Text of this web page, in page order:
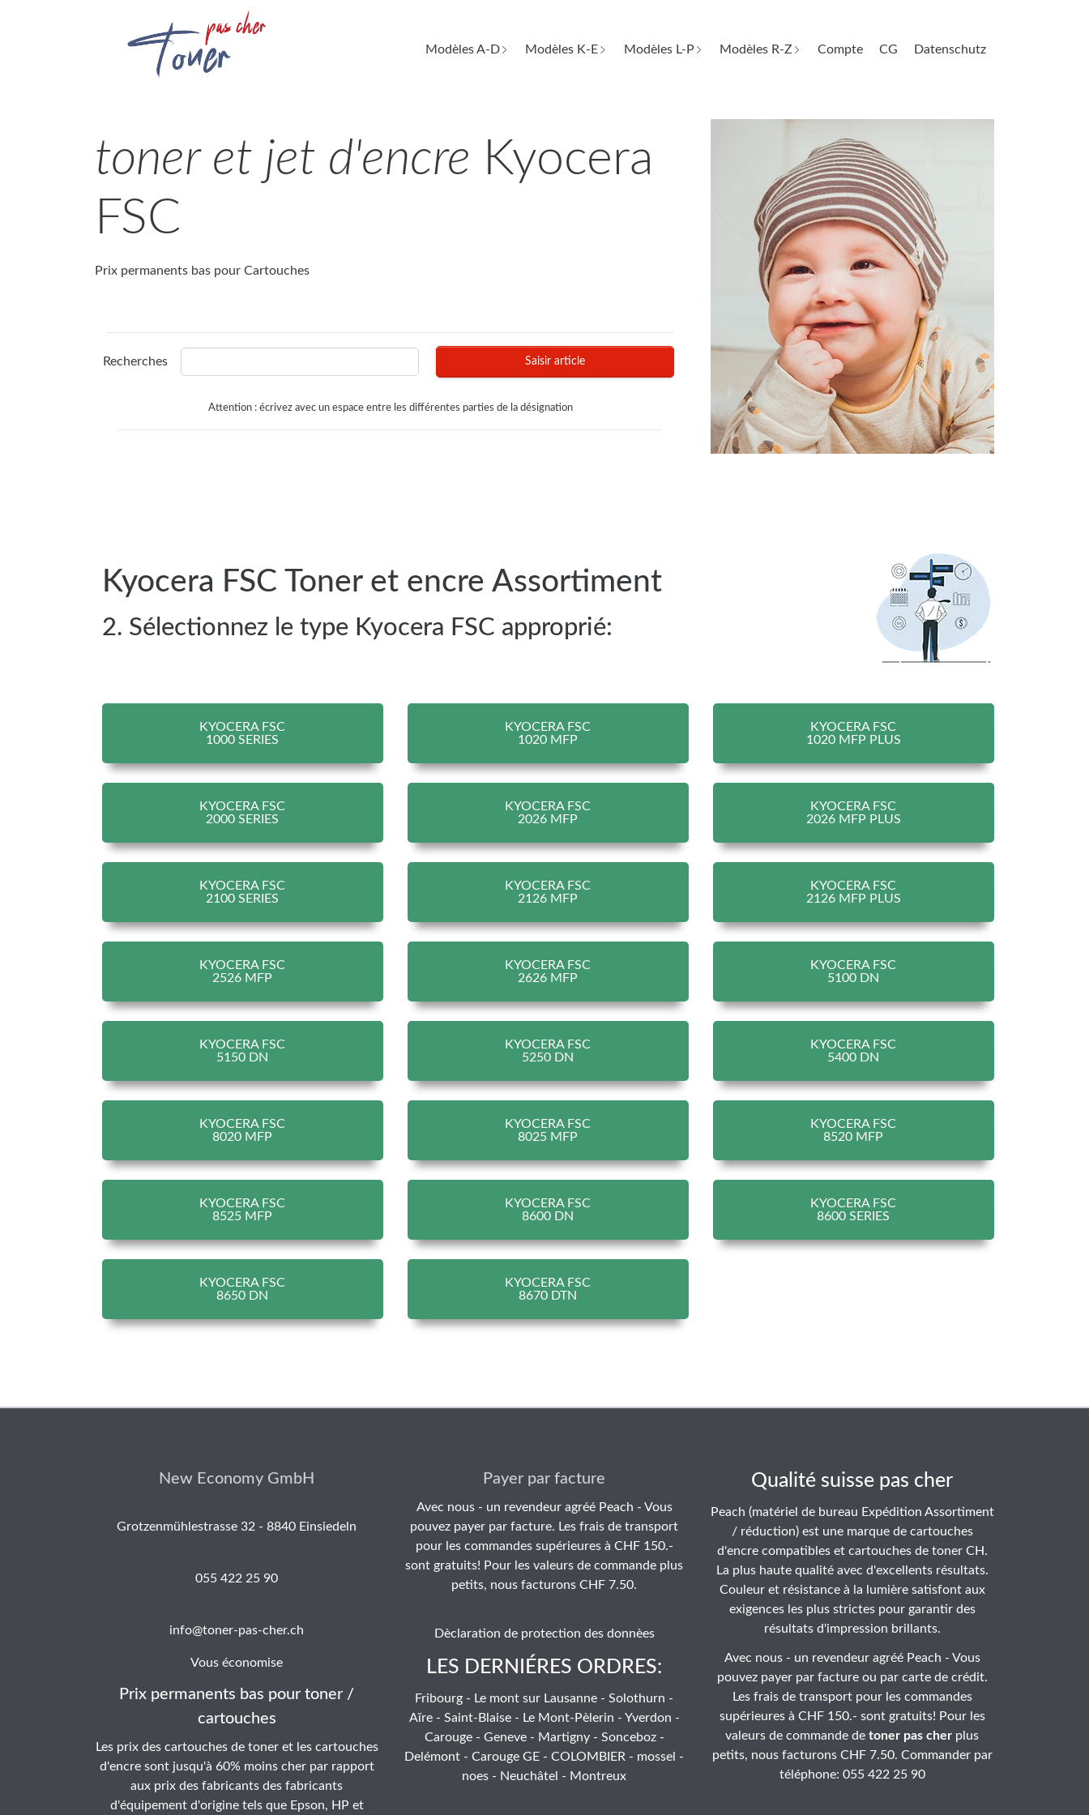
Modèles A-D Modèles K-E Modèles L-P Modèles R-Z Compte CG Datenschutz
toner et jet d'encre Kyocera
FSC
Prix permanents bas pour Cartouches
Recherches Saisir article
Attention : écrivez avec un espace entre les différentes parties de la désignation
Kyocera FSC Toner et encre Assortiment
2. Sélectionnez le type Kyocera FSC approprié:
KYOCERA FSC
1000 SERIES
KYOCERA FSC
1020 MFP
KYOCERA FSC
1020 MFP PLUS
KYOCERA FSC
2000 SERIES
KYOCERA FSC
2026 MFP
KYOCERA FSC
2026 MFP PLUS
KYOCERA FSC
2100 SERIES
KYOCERA FSC
2126 MFP
KYOCERA FSC
2126 MFP PLUS
KYOCERA FSC
2526 MFP
KYOCERA FSC
2626 MFP
KYOCERA FSC
5100 DN
KYOCERA FSC
5150 DN
KYOCERA FSC
5250 DN
KYOCERA FSC
5400 DN
KYOCERA FSC
8020 MFP
KYOCERA FSC
8025 MFP
KYOCERA FSC
8520 MFP
KYOCERA FSC
8525 MFP
KYOCERA FSC
8600 DN
KYOCERA FSC
8600 SERIES
KYOCERA FSC
8650 DN
KYOCERA FSC
8670 DTN
New Economy GmbH
Grotzenmühlestrasse 32 - 8840 Einsiedeln
055 422 25 90
info@toner-pas-cher.ch
Vous économise
Prix permanents bas pour toner /
cartouches
Les prix des cartouches de toner et les cartouches
d'encre sont jusqu'à 60% moins cher par rapport
aux prix des fabricants des fabricants
d'équipement d'origine tels que Epson, HP et
Payer par facture
Avec nous - un revendeur agréé Peach - Vous
pouvez payer par facture. Les frais de transport
pour les commandes supérieures à CHF 150.-
sont gratuits! Pour les valeurs de commande plus
petits, nous facturons CHF 7.50.
Dèclaration de protection des donnèes
LES DERNIÉRES ORDRES:
Fribourg - Le mont sur Lausanne - Solothurn -
Aïre - Saint-Blaise - Le Mont-Pèlerin - Yverdon -
Carouge - Geneve - Martigny - Sonceboz -
Delémont - Carouge GE - COLOMBIER - mossel -
noes - Neuchâtel - Montreux
Qualité suisse pas cher
Peach (matériel de bureau Expédition Assortiment
/ réduction) est une marque de cartouches
d'encre compatibles et cartouches de toner CH.
La plus haute qualité avec d'excellents résultats.
Couleur et résistance à la lumière satisfont aux
exigences les plus strictes pour garantir des
résultats d'impression brillants.
Avec nous - un revendeur agréé Peach - Vous
pouvez payer par facture ou par carte de crédit.
Les frais de transport pour les commandes
supérieures à CHF 150.- sont gratuits! Pour les
valeurs de commande detoner pas cher plus
petits, nous facturons CHF 7.50. Commander par
téléphone: 055 422 25 90